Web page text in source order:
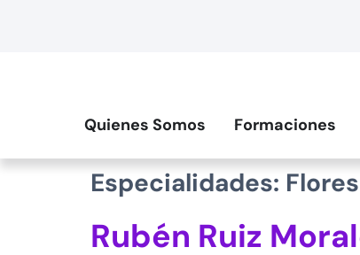
Quienes Somos Formaciones
Especialidades:
Rubén Ruiz